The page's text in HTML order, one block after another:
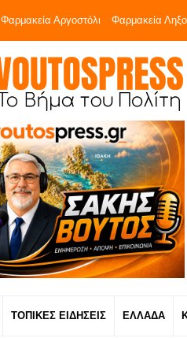
Φαρμακεία Αργοστόλι Φαρμακεία
ΤΟΠΙΚΕΣ ΕΙΔΗΣΕΙΣ ΕΛΛΑΔΑ